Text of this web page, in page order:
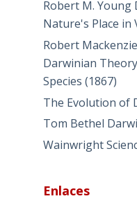
Robert M.
Nature's Place in
Robert
Darwinian
Species (1867)
The Evolution of
Tom Bethel
Wainwright
Enlaces